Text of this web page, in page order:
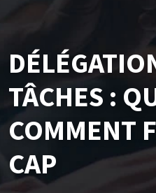
TÂCHES :
COMMENT
CAP